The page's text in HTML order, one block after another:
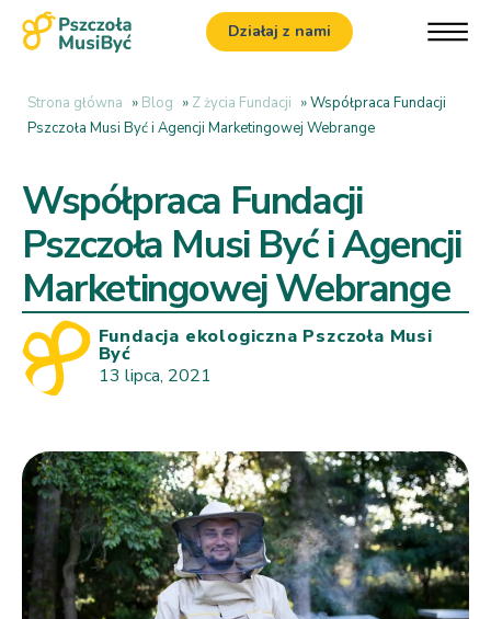
Działaj z nami
Strona główna » Blog » Z życia Fundacji »Współpraca Fundacji
Pszczoła Musi Być i Agencji Marketingowej Webrange
Współpraca Fundacji
Pszczoła Musi Być i Agencji
Marketingowej Webrange
Fundacja ekologiczna Pszczoła Musi
Być
13 lipca, 2021